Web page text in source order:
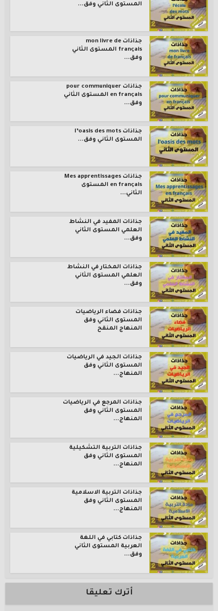
المستوى الثاني وفق...
جذاذات mon livre de
français المستوى الثاني
وفق...
جذاذات pour communiquer
en français المستوى الثاني
وفق...
جذاذات l’oasis des mots
المستوى الثاني وفق...
جذاذات Mes apprentissages
en français المستوى
الثاني...
جذاذات المفيد في النشاط
العلمي المستوى الثاني
وفق...
جذاذات المختار في النشاط
العلمي المستوى الثاني
وفق...
جذاذات فضاء الرياضيات
المستوى الثاني وفق
المنهاج المنقح
جذاذات الجيد في الرياضيات
المستوى الثاني وفق
المنهاج...
جذاذات المرجع في الرياضيات
المستوى الثاني وفق
المنهاج...
جذاذات التربية التشكيلية
المستوى الثاني وفق
المنهاج...
جذاذات التربية الاسلامية
المستوى الثاني وفق
المنهاج...
جذاذات كتابي في اللغة
العربية المستوى الثاني
وفق...
أترك تعليقا